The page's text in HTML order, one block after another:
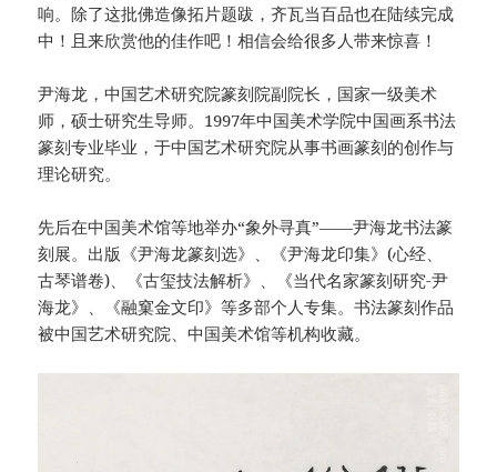
响。除了这批佛造像拓片题跋，齐瓦当百品也在陆续完成
中！且来欣赏他的佳作吧！相信会给很多人带来惊喜！
尹海龙，中国艺术研究院篆刻院副院长，国家一级美术
师，硕士研究生导师。1997年中国美术学院中国画系书法
篆刻专业毕业，于中国艺术研究院从事书画篆刻的创作与
理论研究。
先后在中国美术馆等地举办“象外寻真”——尹海龙书法篆
刻展。出版《尹海龙篆刻选》、《尹海龙印集》(心经、
古琴谱卷)、《古玺技法解析》、《当代名家篆刻研究-尹
海龙》、《融窠金文印》等多部个人专集。书法篆刻作品
被中国艺术研究院、中国美术馆等机构收藏。